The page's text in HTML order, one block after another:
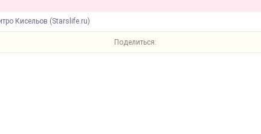
Кисельов (Starslife.ru)
Поделиться: